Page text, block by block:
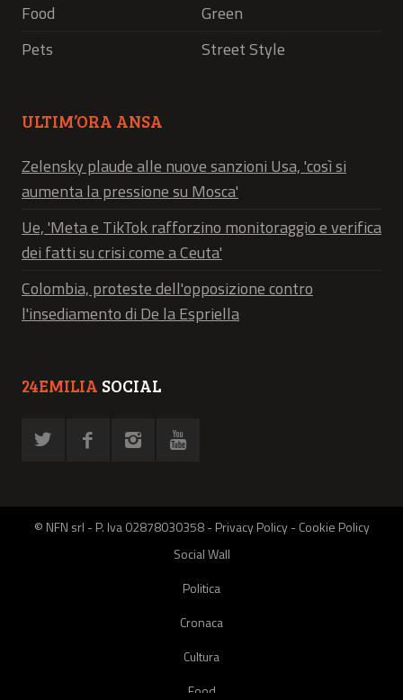
Food
Green
Pets
Street Style
ULTIM’ORA ANSA
Zelensky plaude alle nuove sanzioni Usa, 'così si
aumenta la pressione su Mosca'
Ue, 'Meta e TikTok rafforzino monitoraggio e verifica
dei fatti su crisi come a Ceuta'
Colombia, proteste dell'opposizione contro
l'insediamento di De la Espriella
24EMILIA SOCIAL
© NFN srl - P. Iva 02878030358 -Privacy Policy-Cookie Policy
Social Wall
Politica
Cronaca
Cultura
Food